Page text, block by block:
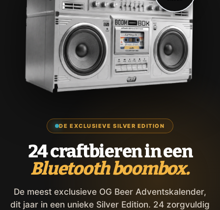
DE EXCLUSIEVE SILVER EDITION
24 craftbieren in een
Bluetooth boombox.
De meest exclusieve OG Beer Adventskalender,
dit jaar in een unieke Silver Edition. 24 zorgvuldig